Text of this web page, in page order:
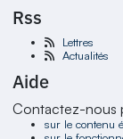
Rss
Lettres
Actualités
Aide
Contactez-nous
sur le contenu